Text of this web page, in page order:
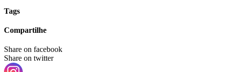
Tags
Compartilhe
Share on facebook
Share on twitter